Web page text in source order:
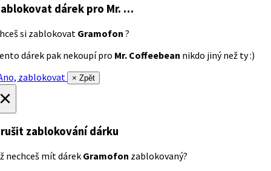
dárek pro Mr. …
si zablokovat Gramofon ?
dárek pak nekoupí pro Mr. Coffeebean nikdo jiný než ty :)
zablokovat
× Zpět
zablokování dárku
nechceš mít dárek Gramofon zablokovaný?